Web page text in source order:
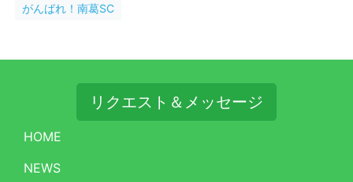
がんばれ！南葛SC
リクエスト＆メッセージ
HOME
NEWS